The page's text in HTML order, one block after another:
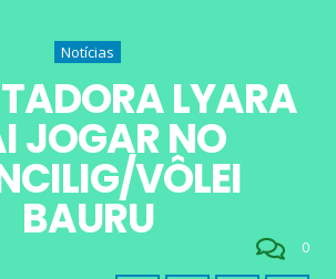
Notícias
LYARA
JOGAR NO
VÔLEI
BAURU
0